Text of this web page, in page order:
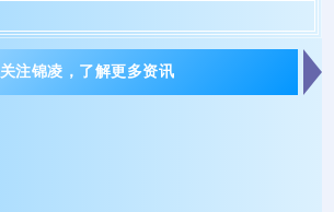
关注锦凌，了解更多资讯